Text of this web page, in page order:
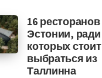
16 ресторанов
Эстонии, ради
которых стоит
выбраться из
Таллинна